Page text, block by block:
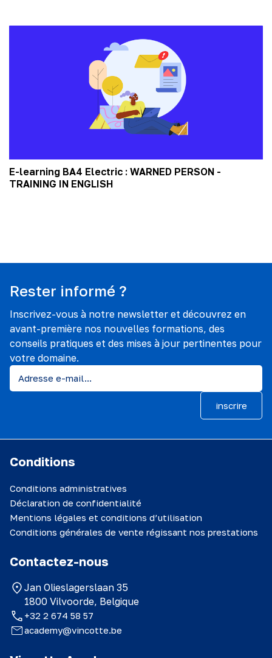
E-learning BA4 Electric : WARNED PERSON -
TRAINING IN ENGLISH
Rester informé ?
Inscrivez-vous à notre newsletter et découvrez en
avant-première nos nouvelles formations, des
conseils pratiques et des mises à jour pertinentes pour
votre domaine.
inscrire
Conditions
Conditions administratives
Déclaration de confidentialité
Mentions légales et conditions d’utilisation
Conditions générales de vente régissant nos prestations
Contactez-nous
Jan Olieslagerslaan 35
1800 Vilvoorde, Belgique
+32 2 674 58 57
academy@vincotte.be